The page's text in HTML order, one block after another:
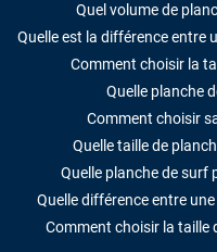
Quel volume de
Quelle est la différence entre
Comment choisir la
Quelle planche
Comment choisir
Quelle taille de
Quelle planche de surf
Quelle différence entre
Comment choisir la taille